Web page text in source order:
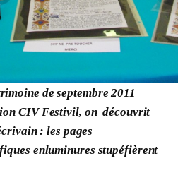
de septembre 2011
CIV Festivil, on découvrit
: les pages
enluminures stupéfièrent